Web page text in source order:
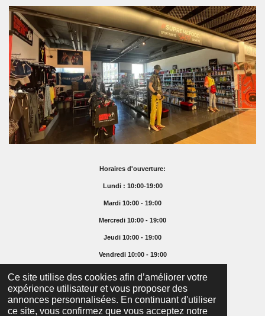
Ce site utilise des cookies afin d’améliorer votre
expérience utilisateur et vous proposer des
annonces personnalisées. En continuant d'utiliser
ce site, vous confirmez que vous acceptez notre
Horaires d'ouverture:
Lundi : 10:00-19:00
Mardi 10:00 - 19:00
Mercredi 10:00 - 19:00
Jeudi 10:00 - 19:00
Vendredi 10:00 - 19:00
Samedi 10:00 - 16:00
Dimanche Fermé
© 2025 Supremefoodshop.ch